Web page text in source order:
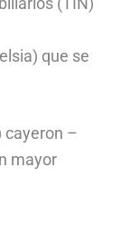
que se
cayeron –
mayor